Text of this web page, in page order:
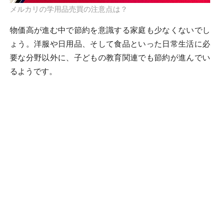
メルカリの学用品売買の注意点は？
物価高が進む中で節約を意識する家庭も少なくないでし
ょう。洋服や日用品、そして食品といった日常生活に必
要な分野以外に、子どもの教育関連でも節約が進んでい
るようです。